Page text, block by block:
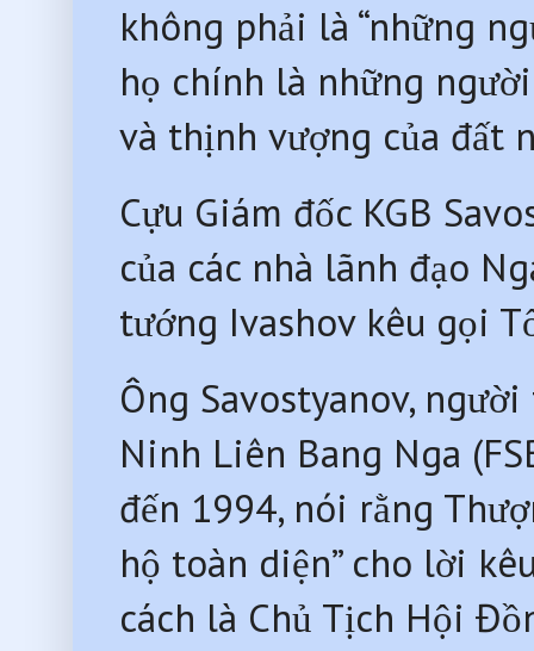
không phải là “những
họ chính là những
và thịnh vượng của đất
Cựu Giám đốc KGB
của các nhà lãnh đạo
tướng Ivashov kêu gọi
Ông Savostyanov,
Ninh Liên Bang Nga
đến 1994, nói rằng
hộ toàn diện” cho lời
cách là Chủ Tịch Hội